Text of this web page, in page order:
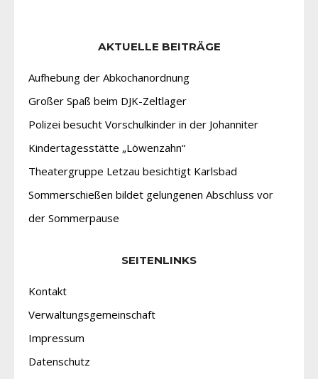
AKTUELLE BEITRÄGE
Aufhebung der Abkochanordnung
Großer Spaß beim DJK-Zeltlager
Polizei besucht Vorschulkinder in der Johanniter
Kindertagesstätte „Löwenzahn“
Theatergruppe Letzau besichtigt Karlsbad
Sommerschießen bildet gelungenen Abschluss vor
der Sommerpause
SEITENLINKS
Kontakt
Verwaltungsgemeinschaft
Impressum
Datenschutz